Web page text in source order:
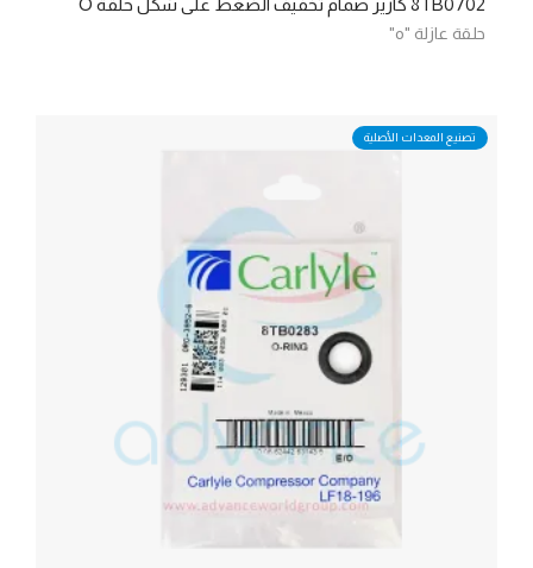
حلقة عازلة "o"
تصنيع المعدات الأصلية